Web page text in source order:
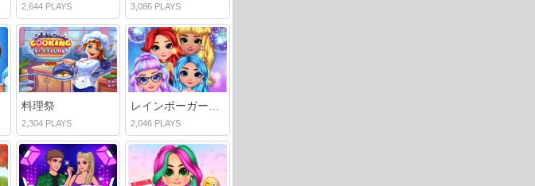
2,644 PLAYS 3,086 PLAYS
料理祭
2,304 PLAYS
レインボーガールズナイファッション
2,046 PLAYS